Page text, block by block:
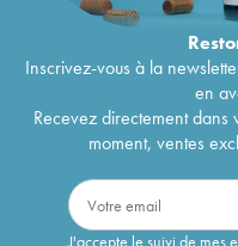
Inscrivez-vous à la
en
Recevez directement
moment, ventes
J'accepte le suivi de mes